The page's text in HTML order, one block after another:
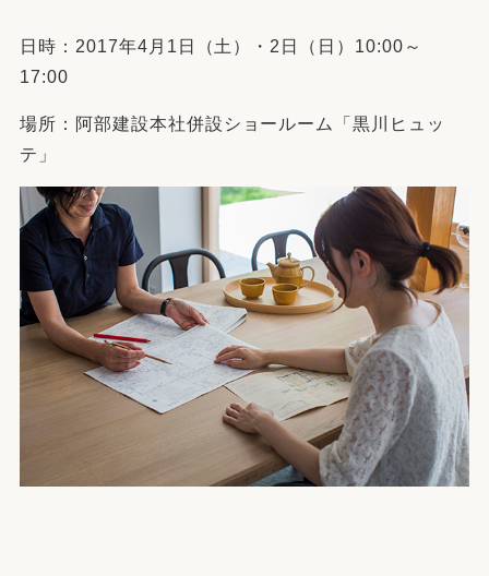
日時：2017年4月1日（土）・2日（日）10:00～
17:00
場所：阿部建設本社併設ショールーム「黒川ヒュッ
テ」